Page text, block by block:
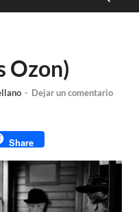
Ozon)
- Dejar un comentario
Share